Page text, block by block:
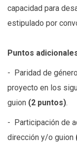
capacidad para
estipulado por
Puntos
- Paridad de
proyecto en los
guion (2 puntos).
- Participación de
dirección y/o guion